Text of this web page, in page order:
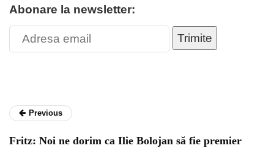
Abonare la newsletter:
Trimite
Previous
Fritz: Noi ne dorim ca Ilie Bolojan să fie premier